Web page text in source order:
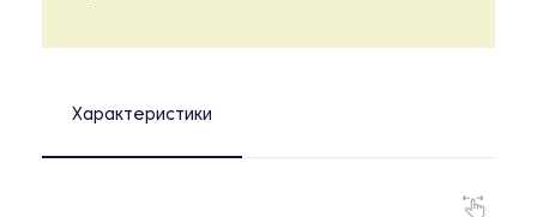
Характеристики